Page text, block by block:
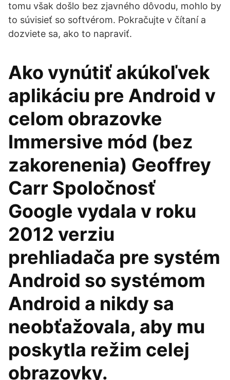
tomu však došlo bez zjavného dôvodu, mohlo by
to súvisieť so softvérom. Pokračujte v čítaní a
dozviete sa, ako to napraviť.
Ako vynútiť akúkoľvek
aplikáciu pre Android v
celom obrazovke
Immersive mód (bez
zakorenenia) Geoffrey
Carr Spoločnosť
Google vydala v roku
2012 verziu
prehliadača pre systém
Android so systémom
Android a nikdy sa
neobťažovala, aby mu
poskytla režim celej
obrazovky.